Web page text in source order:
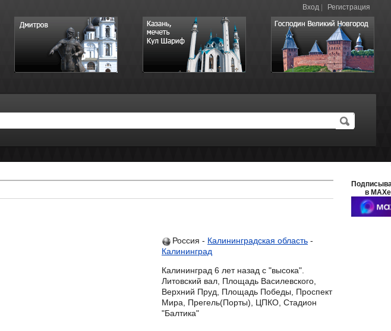
Вход Регистрация
Россия - Калининградская область -
Калининград
Калининград 6 лет назад с "высока".
Литовский вал, Площадь Василевского,
Верхний Пруд, Площадь Победы, Проспект
Мира, Прегель(Порты), ЦПКО, Стадион
"Балтика"
в MAXе